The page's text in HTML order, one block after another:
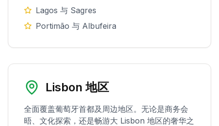
Lagos 与 Sagres
Portimão 与 Albufeira
Lisbon 地区
全面覆盖葡萄牙首都及周边地区。无论是商务会
晤、文化探索，还是畅游大 Lisbon 地区的奢华之